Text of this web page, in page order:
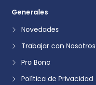
Generales
Novedades
Trabajar con Nosotros
Pro Bono
Política de Privacidad